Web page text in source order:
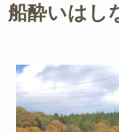
船酔いはし